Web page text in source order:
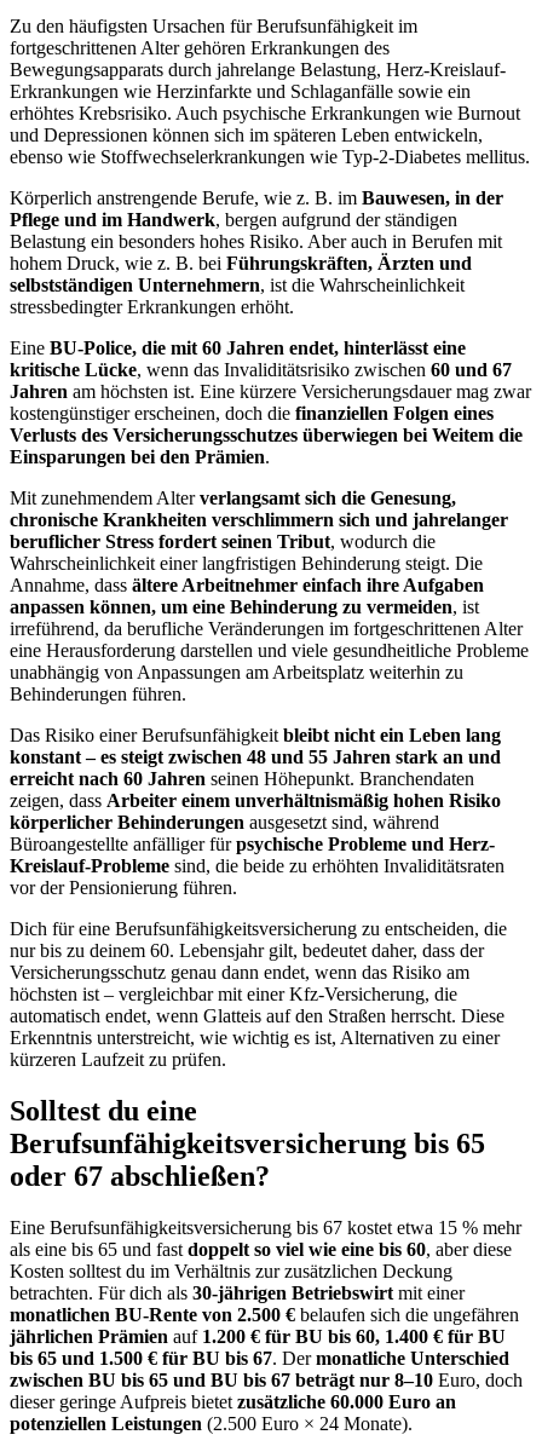
Zu den häufigsten Ursachen für Berufsunfähigkeit im
fortgeschrittenen Alter gehören Erkrankungen des
Bewegungsapparats durch jahrelange Belastung, Herz-Kreislauf-
Erkrankungen wie Herzinfarkte und Schlaganfälle sowie ein
erhöhtes Krebsrisiko. Auch psychische Erkrankungen wie Burnout
und Depressionen können sich im späteren Leben entwickeln,
ebenso wie Stoffwechselerkrankungen wie Typ-2-Diabetes mellitus.
Körperlich anstrengende Berufe, wie z. B. im Bauwesen, in der
Pflege und im Handwerk, bergen aufgrund der ständigen
Belastung ein besonders hohes Risiko. Aber auch in Berufen mit
hohem Druck, wie z. B. bei Führungskräften, Ärzten und
selbstständigen Unternehmern, ist die Wahrscheinlichkeit
stressbedingter Erkrankungen erhöht.
Eine BU-Police, die mit 60 Jahren endet, hinterlässt eine
kritische Lücke, wenn das Invaliditätsrisiko zwischen 60 und 67
Jahren am höchsten ist. Eine kürzere Versicherungsdauer mag zwar
kostengünstiger erscheinen, doch die finanziellen Folgen eines
Verlusts des Versicherungsschutzes überwiegen bei Weitem die
Einsparungen bei den Prämien.
Mit zunehmendem Alterverlangsamt sich die Genesung,
chronische Krankheiten verschlimmern sich und jahrelanger
beruflicher Stress fordert seinen Tribut, wodurch die
Wahrscheinlichkeit einer langfristigen Behinderung steigt. Die
Annahme, dass ältere Arbeitnehmer einfach ihre Aufgaben
anpassen können, um eine Behinderung zu vermeiden, ist
irreführend, da berufliche Veränderungen im fortgeschrittenen Alter
eine Herausforderung darstellen und viele gesundheitliche Probleme
unabhängig von Anpassungen am Arbeitsplatz weiterhin zu
Behinderungen führen.
Das Risiko einer Berufsunfähigkeit bleibt nicht ein Leben lang
konstant – es steigt zwischen 48 und 55 Jahren stark an und
erreicht nach 60 Jahren seinen Höhepunkt. Branchendaten
zeigen, dass Arbeiter einem unverhältnismäßig hohen Risiko
körperlicher Behinderungen ausgesetzt sind, während
Büroangestellte anfälliger fürpsychische Probleme und Herz-
Kreislauf-Probleme sind, die beide zu erhöhten Invaliditätsraten
vor der Pensionierung führen.
Dich für eine Berufsunfähigkeitsversicherung zu entscheiden, die
nur bis zu deinem 60. Lebensjahr gilt, bedeutet daher, dass der
Versicherungsschutz genau dann endet, wenn das Risiko am
höchsten ist – vergleichbar mit einer Kfz-Versicherung, die
automatisch endet, wenn Glatteis auf den Straßen herrscht. Diese
Erkenntnis unterstreicht, wie wichtig es ist, Alternativen zu einer
kürzeren Laufzeit zu prüfen.
Solltest du eine
Berufsunfähigkeitsversicherung bis 65
oder 67 abschließen?
Eine Berufsunfähigkeitsversicherung bis 67 kostet etwa 15 % mehr
als eine bis 65 und fast doppelt so viel wie eine bis 60, aber diese
Kosten solltest du im Verhältnis zur zusätzlichen Deckung
betrachten. Für dich als 30-jährigen Betriebswirt mit einer
monatlichen BU-Rente von 2.500 € belaufen sich die ungefähren
jährlichen Prämien auf 1.200 € für BU bis 60, 1.400 € für BU
bis 65 und 1.500 € für BU bis 67. Dermonatliche Unterschied
zwischen BU bis 65 und BU bis 67 beträgt nur 8–10 Euro, doch
dieser geringe Aufpreis bietet zusätzliche 60.000 Euro an
potenziellen Leistungen (2.500 Euro × 24 Monate).